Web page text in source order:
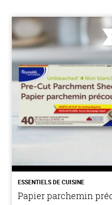
ESSENTIELS DE CUISINE
Papier parchemin